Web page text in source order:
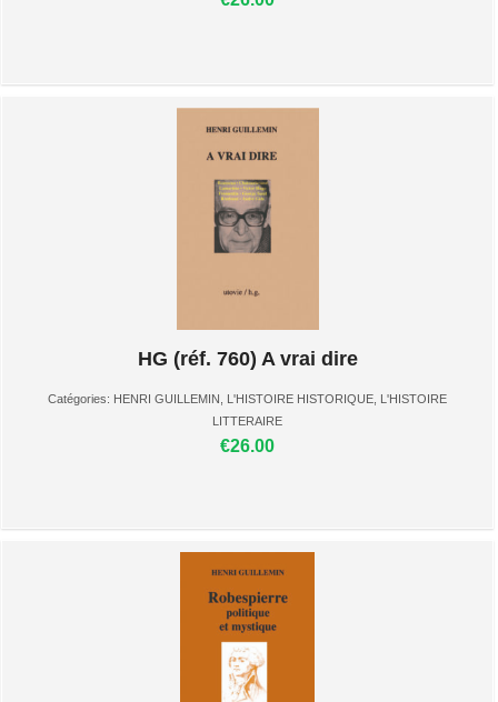
HG (réf. 760) A vrai dire
Catégories: HENRI GUILLEMIN L'HISTOIRE HISTORIQUE L'HISTOIRE
LITTERAIRE
€26.00